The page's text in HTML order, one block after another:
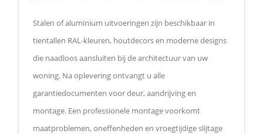
Stalen of aluminium uitvoeringen zijn beschikbaar in
tientallen RAL-kleuren, houtdecors en moderne designs
die naadloos aansluiten bij de architectuur van uw
woning. Na oplevering ontvangt u alle
garantiedocumenten voor deur, aandrijving en
montage. Een professionele montage voorkomt
maatproblemen, oneffenheden en vroegtijdige slijtage